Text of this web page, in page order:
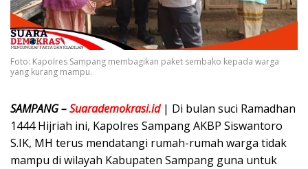
Foto: Kapolres Sampang membagikan paket sembako kepada warga
yang kurang mampu.
SAMPANG –Suarademokrasi.id| Di bulan suci Ramadhan
1444 Hijriah ini, Kapolres Sampang AKBP Siswantoro
S.IK, MH terus mendatangi rumah-rumah warga tidak
mampu di wilayah Kabupaten Sampang guna untuk